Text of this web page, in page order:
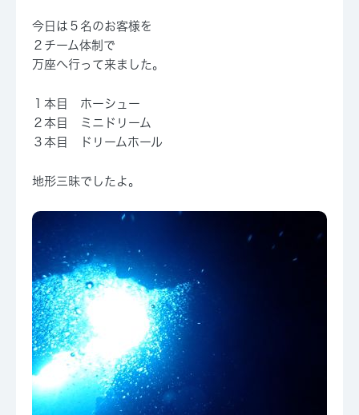
今日は５名のお客様を
２チーム体制で
万座へ行って来ました。
１本目 ホーシュー
２本目 ミニドリーム
３本目 ドリームホール
地形三昧でしたよ。